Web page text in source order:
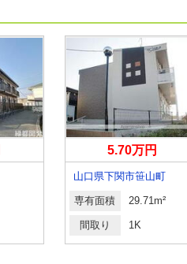
5.70万円
山口県下関市笹山町
専有面積 29.71m²
間取り 1K